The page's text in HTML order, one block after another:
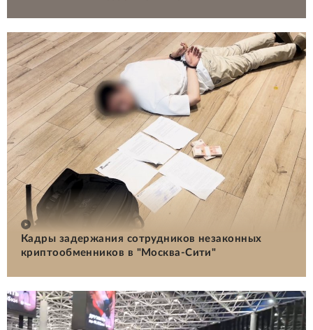
Кадры задержания сотрудников незаконных
криптообменников в "Москва-Сити"